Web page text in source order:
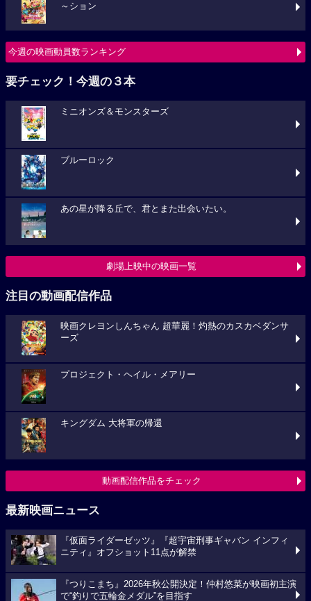
～ション
今週の映画動員数ランキング
要チェック！今週の３本
ミニオンズ＆モンスターズ
ブルーロック
あの星が降る丘で、君とまた出会いたい。
劇場上映中の映画一覧
注目の動画配信作品
映画クレヨンしんちゃん 超華麗！灼熱のカスカベダンサ
ーズ
プロジェクト・ヘイル・メアリー
キングダム 大将軍の帰還
動画配信作品をチェック
最新映画ニュース
『仮面ライダーゼッツ』『超宇宙刑事ギャバン インフィ
ニティ』オフショット11点が解禁
『つりこまち』2026年秋公開決定！仲村悠菜が映画初主演
で“釣りで五輪金メダル”を目指す